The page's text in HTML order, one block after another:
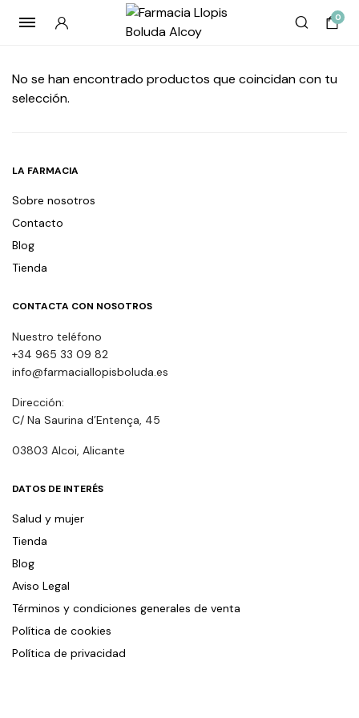
0
No se han encontrado productos que coincidan con tu
selección.
LA FARMACIA
Sobre nosotros
Contacto
Blog
Tienda
CONTACTA CON NOSOTROS
Nuestro teléfono
+34 965 33 09 82
info@farmaciallopisboluda.es
Dirección:
C/ Na Saurina d’Entença, 45
03803 Alcoi, Alicante
DATOS DE INTERÉS
Salud y mujer
Tienda
Blog
Aviso Legal
Términos y condiciones generales de venta
Política de cookies
Política de privacidad